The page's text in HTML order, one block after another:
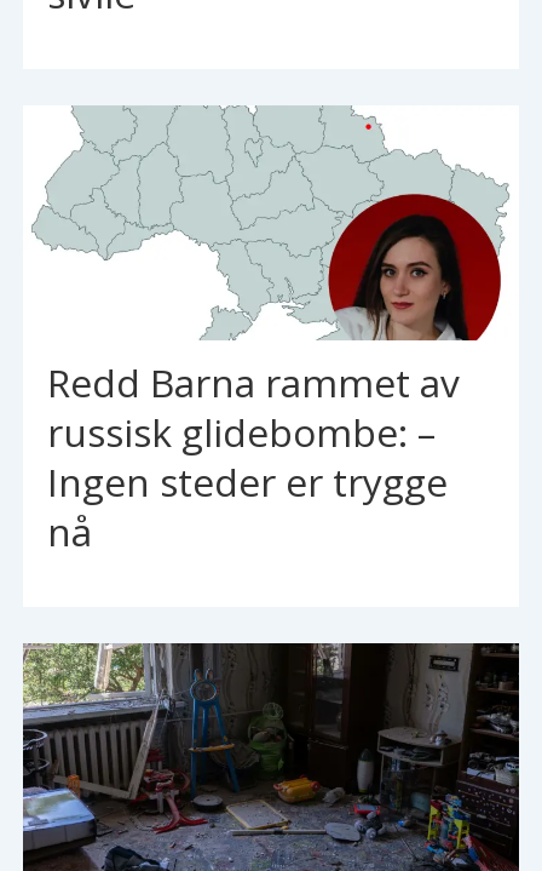
Redd Barna rammet av
russisk glidebombe: –
Ingen steder er trygge
nå